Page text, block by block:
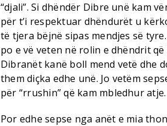
“djali”. Si dhëndër Dibre unë kam
për t’i respektuar dhëndurët u
të tjera bëjnë sipas mendjes së
po e vë veten në rolin e dhëndrit që
Dibranët kanë boll mend vetë dhe
them diçka edhe unë. Jo vetëm
për “rrushin” që kam mbledhur atje.
Por edhe sepse nga anët e mia